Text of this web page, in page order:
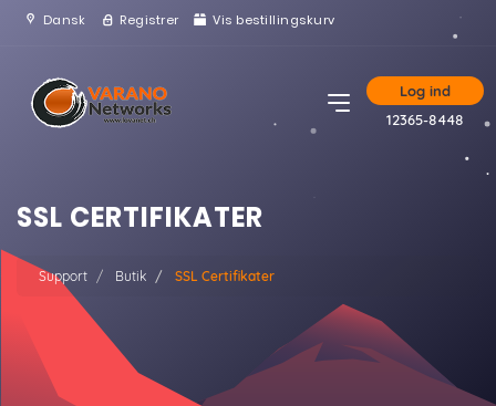
Dansk Registrer Vis bestillingskurv
Log ind
12365-8448
SSL CERTIFIKATER
Support Butik SSL Certifikater